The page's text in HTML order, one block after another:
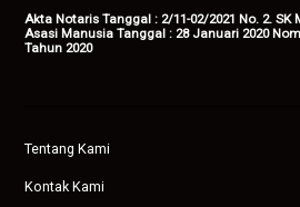
Akta Notaris Tanggal : 2/11-02/2021 No. 2.
Asasi Manusia Tanggal : 28 Januari 2020
Tahun 2020
Tentang Kami
Kontak Kami